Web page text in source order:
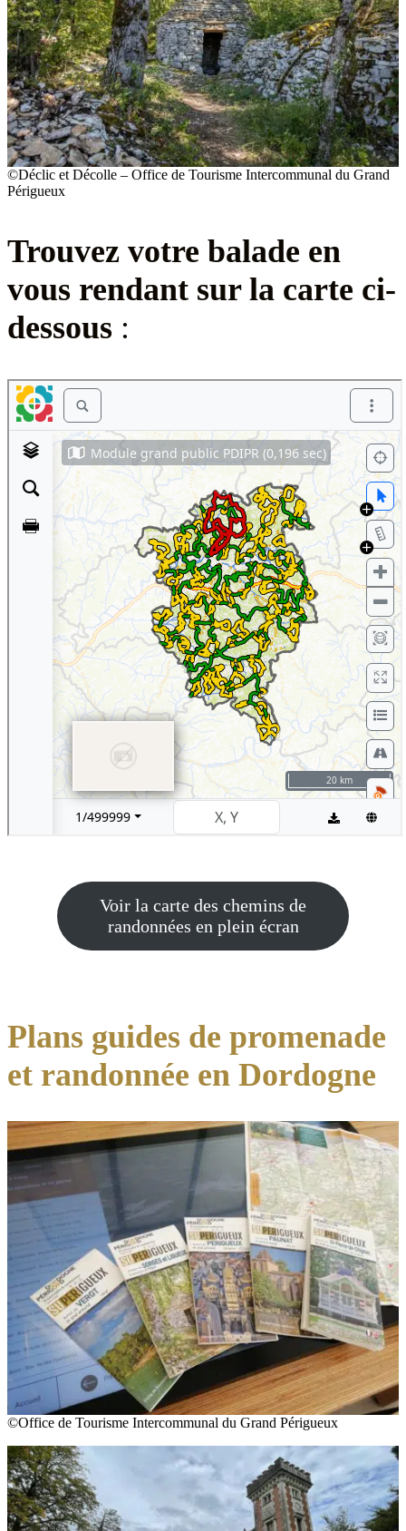
©Déclic et Décolle – Office de Tourisme Intercommunal du Grand
Périgueux
Trouvez votre balade en
vous rendant sur la carte ci-
dessous :
Voir la carte des chemins de
randonnées en plein écran
Plans guides de promenade
et randonnée en Dordogne
©Office de Tourisme Intercommunal du Grand Périgueux